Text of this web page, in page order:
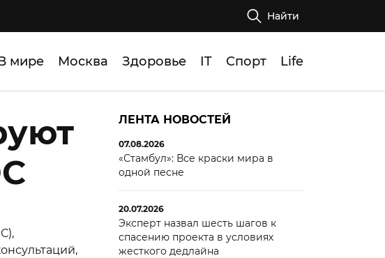
Найти
мире Москва Здоровье IT Спорт Life
ЛЕНТА НОВОСТЕЙ
07.08.2026
«Стамбул»: Все краски мира в
одной песне
20.07.2026
Эксперт назвал шесть шагов к
спасению проекта в условиях
жесткого дедлайна